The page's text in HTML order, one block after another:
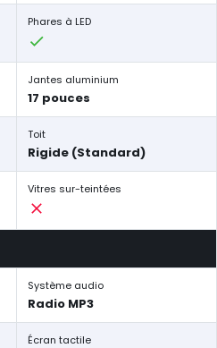
Phares à LED
Jantes aluminium
17 pouces
Toit
Rigide (Standard)
Vitres sur-teintées
Système audio
Radio MP3
Écran tactile